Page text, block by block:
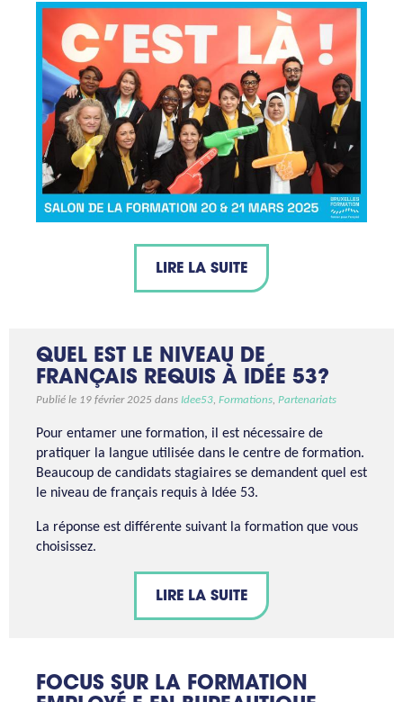
LIRE LA SUITE
QUEL EST LE NIVEAU DE
FRANÇAIS REQUIS À IDÉE 53?
Publié le 19 février 2025 dans Idee53, Formations, Partenariats
Pour entamer une formation, il est nécessaire de
pratiquer la langue utilisée dans le centre de formation.
Beaucoup de candidats stagiaires se demandent quel est
le niveau de français requis à Idée 53.
La réponse est différente suivant la formation que vous
choisissez.
LIRE LA SUITE
FOCUS SUR LA FORMATION